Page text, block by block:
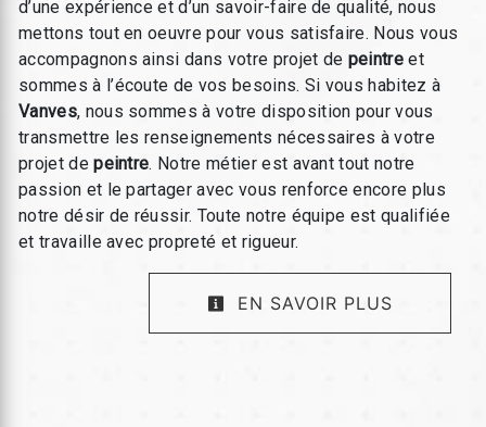
d’une expérience et d’un savoir-faire de qualité, nous
mettons tout en oeuvre pour vous satisfaire. Nous vous
accompagnons ainsi dans votre projet de peintre et
sommes à l’écoute de vos besoins. Si vous habitez à
Vanves, nous sommes à votre disposition pour vous
transmettre les renseignements nécessaires à votre
projet depeintre. Notre métier est avant tout notre
passion et le partager avec vous renforce encore plus
notre désir de réussir. Toute notre équipe est qualifiée
et travaille avec propreté et rigueur.
EN SAVOIR PLUS